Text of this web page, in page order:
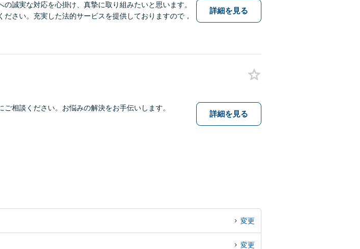
誠実な対応を心掛け、真摯に取り組みたいと思います。
さい。充実した法的サービスを提供しておりますので，
詳細を見る
相談ください。お悩みの解決をお手伝いします。
詳細を見る
変更
変更